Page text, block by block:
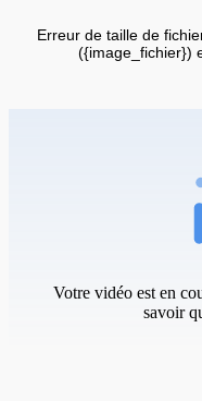
Erreur de taille de
({image_fichier})
Votre vidéo est en
savoir